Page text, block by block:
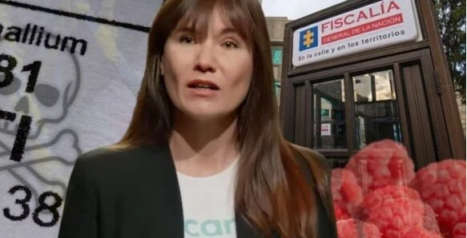
pone bajo la lupa a nuevo proveedor vinculado al entramado empresarial JUDICIALES
[ 6 de agosto de 2026 ] Cali se alista para la posesión presidencial: así será la investidura de Abelardo
De La Espriella en la Arena USC LO ÚLTIMO